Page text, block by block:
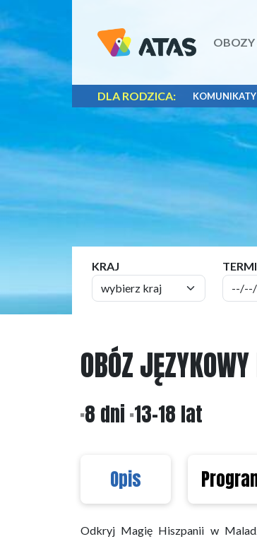
OBOZY
DLA RODZICA:
KRAJ
OBÓZ
8 dni 13-18 lat
Opis
Odkryj Magię Hiszpanii w